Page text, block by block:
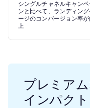
シングルチャネルキャンペ
ンと比べて、ランディン
ージのコンバージョン率が
上
プレミア
インパク